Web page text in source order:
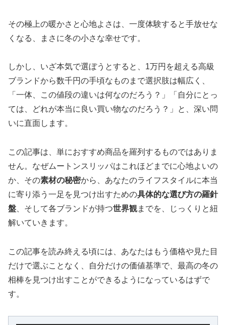
その極上の暖かさと心地よさは、一度体験すると手放せな
くなる、まさに冬の小さな幸せです。
しかし、いざ本気で選ぼうとすると、1万円を超える高級
ブランドから数千円の手頃なものまで選択肢は幅広く、
「一体、この値段の違いは何なのだろう？」「自分にとっ
ては、どれが本当に良い買い物なのだろう？」と、深い問
いに直面します。
この記事は、単におすすめ商品を羅列するものではありま
せん。なぜムートンスリッパはこれほどまでに心地よいの
か、その素材の秘密から、あなたのライフスタイルに本当
に寄り添う一足を見つけ出すための具体的な選び方の羅針
盤 、そして各ブランドが持つ世界観までを、じっくりと紐
解いていきます。
この記事を読み終える頃には、あなたはもう価格や見た目
だけで選ぶことなく、自分だけの価値基準で、最高の冬の
相棒を見つけ出すことができるようになっているはずで
す。